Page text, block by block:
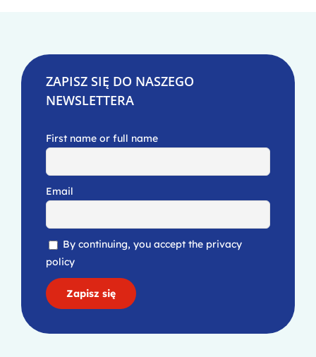
ZAPISZ SIĘ DO NASZEGO
NEWSLETTERA
First name or full name
Email
By continuing, you accept the privacy
policy